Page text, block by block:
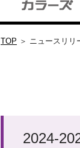
TOP ＞ ニュースリリ
2024-